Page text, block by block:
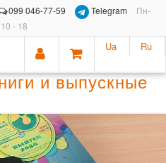
099 046-77-59 Telegram
Пн-
- 18
Ua Ru
и выпускные